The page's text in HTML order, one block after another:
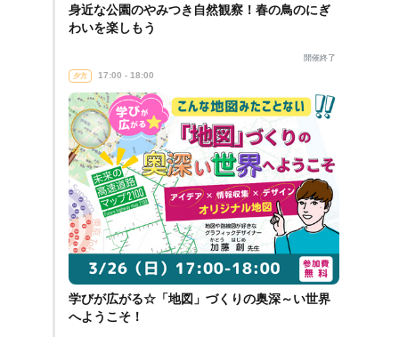
身近な公園のやみつき自然観察！春の鳥のにぎ
わいを楽しもう
開催終了
夕方 17:00 - 18:00
学びが広がる☆「地図」づくりの奥深～い世界
へようこそ！